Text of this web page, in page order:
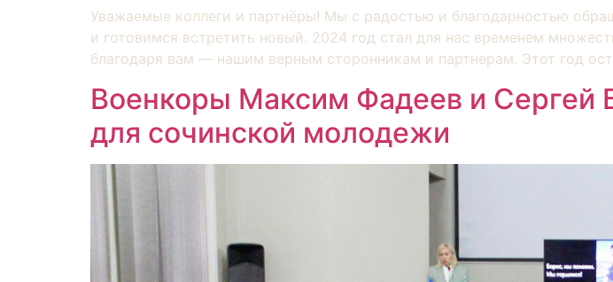
Уважаемые коллеги и партнёры! Мы с радостью и благодарностью
и готовимся встретить новый. 2024 год стал для нас временем
благодаря вам — нашим верным сторонникам и партнерам. Этот год
Военкоры Максим Фадеев и Сергей
для сочинской молодежи